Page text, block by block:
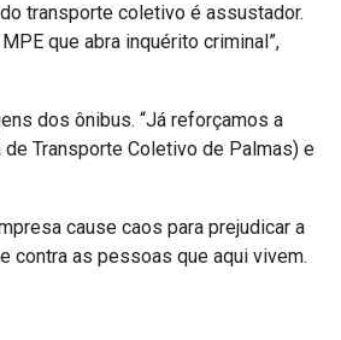
transporte coletivo é assustador.
que abra inquérito criminal”,
dos ônibus. “Já reforçamos a
Transporte Coletivo de Palmas) e
cause caos para prejudicar a
contra as pessoas que aqui vivem.